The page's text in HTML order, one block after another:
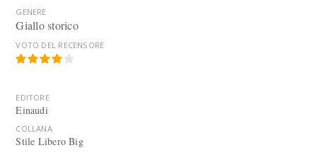
GENERE
Giallo storico
VOTO DEL RECENSORE
EDITORE
Einaudi
COLLANA
Stile Libero Big